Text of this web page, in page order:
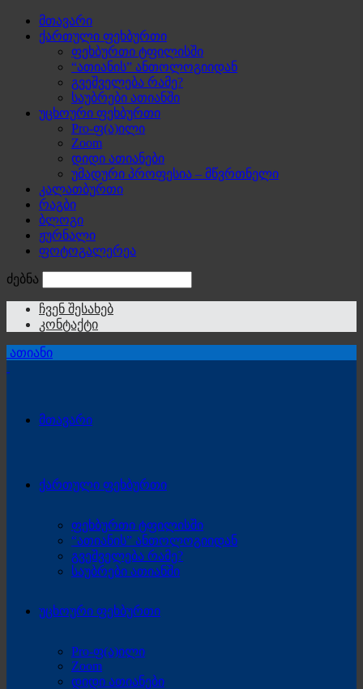
მთავარი
ქართული ფეხბურთი
ფეხბურთი ტფილისში
“ათიანის” ანთოლოგიიდან
გვეშველება რამე?
საუბრები ათიანში
უცხოური ფეხბურთი
Pro-ფ(ა)ილი
Zoom
დიდი ათიანები
უმადური პროფესია – მწვრთნელი
კალათბურთი
რაგბი
ბლოგი
ჟურნალი
ფოტოგალერეა
ძებნა
ჩვენ შესახებ
კონტაქტი
ათიანი
მთავარი
ქართული ფეხბურთი
ფეხბურთი ტფილისში
“ათიანის” ანთოლოგიიდან
გვეშველება რამე?
საუბრები ათიანში
უცხოური ფეხბურთი
Pro-ფ(ა)ილი
Zoom
დიდი ათიანები